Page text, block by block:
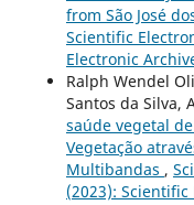
from São José
Scientific
Electronic
Ralph Wendel
Santos da Silva,
saúde vegetal
Vegetação
Multibandas ,
(2023):